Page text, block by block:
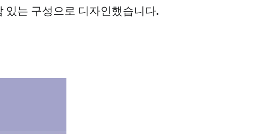
있는 구성으로 디자인했습니다.